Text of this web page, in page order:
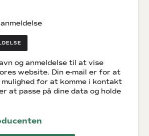
og anmeldelse til at vise
website. Din e-mail er for at
for at komme i kontakt
at passe på dine data og holde